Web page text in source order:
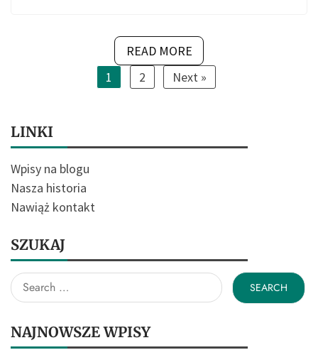
READ MORE
1
2 Next »
LINKI
Wpisy na blogu
Nasza historia
Nawiąż kontakt
SZUKAJ
Search
for:
NAJNOWSZE WPISY